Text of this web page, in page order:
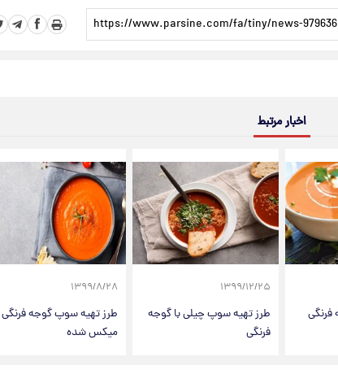
اخبار مرتبط
۱۳۹۹/۱۲/۲۵
طرز تهیه سوپ چیلی با گوجه
فرنگی
۱۳۹۹/۸/۲۸
طرز تهیه سوپ گوجه فرنگی
میکس شده